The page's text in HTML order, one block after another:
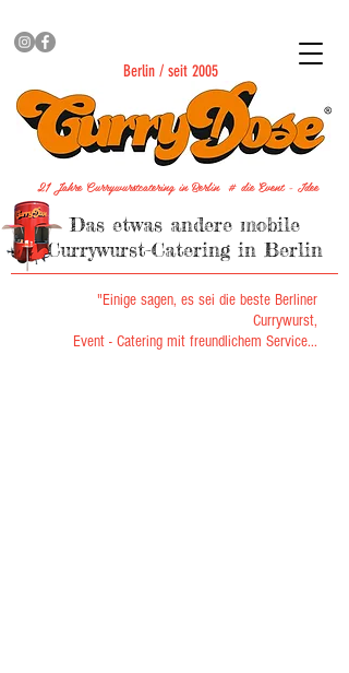
Berlin / seit 2005
21 Jahre Currywurstcatering in Berlin # die Event - Idee
Das etwas andere mobile
Currywurst-Catering in Berlin
"Einige sagen, es sei die beste Berliner
Currywurst,
Event - Catering mit freundlichem Service...